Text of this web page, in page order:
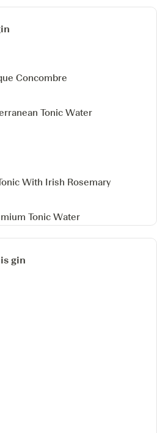
Concombre
Tonic Water
With Irish Rosemary
Tonic Water
gin